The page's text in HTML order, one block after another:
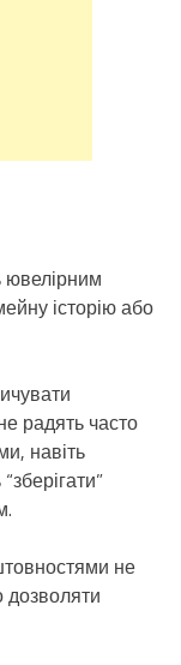
ювелірним
історію або
радять часто
навіть
не
дозволяти